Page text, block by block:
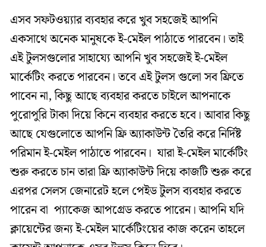
এসব সফটওয়্যার ব্যবহার করে খুব সহজেই আপনি
একসাথে অনেক মানুষকে ই-মেইল পাঠাতে পারবেন। তাই
এই টুলসগুলোর সাহায্যে আপনি খুব সহজেই ই-মেইল
মার্কেটিং করতে পারবেন। তবে এই টুলস গুলো সব ফ্রিতে
পাবেন না, কিছু আছে ব্যবহার করতে চাইলে আপনাকে
পুরোপুরি টাকা দিয়ে কিনে ব্যবহার করতে হবে। আবার কিছু
আছে যেগুলোতে আপনি ফ্রি অ্যাকাউন্ট তৈরি করে নির্দিষ্ট
পরিমান ই-মেইল পাঠাতে পারবেন। যারা ই-মেইল মার্কেটিং
শুরু করতে চান তারা ফ্রি অ্যাকাউন্ট দিয়ে কাজটি শুরু করে
এরপর সেলস জেনারেট হলে পেইড টুলস ব্যবহার করতে
পারেন বা প্যাকেজ আপগ্রেড করতে পারেন। আপনি যদি
ক্লায়েন্টের জন্য ই-মেইল মার্কেটিংয়ের কাজ করেন তাহলে